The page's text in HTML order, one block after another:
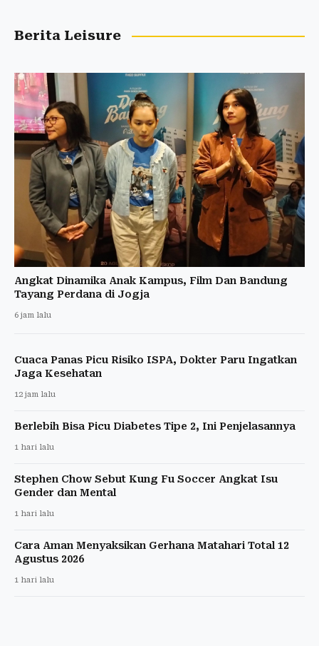
Berita Leisure
Angkat Dinamika Anak Kampus, Film Dan Bandung
Tayang Perdana di Jogja
6 jam lalu
Cuaca Panas Picu Risiko ISPA, Dokter Paru Ingatkan
Jaga Kesehatan
12 jam lalu
Berlebih Bisa Picu Diabetes Tipe 2, Ini Penjelasannya
1 hari lalu
Stephen Chow Sebut Kung Fu Soccer Angkat Isu
Gender dan Mental
1 hari lalu
Cara Aman Menyaksikan Gerhana Matahari Total 12
Agustus 2026
1 hari lalu